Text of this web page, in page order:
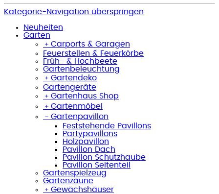
Kategorie-Navigation überspringen
Neuheiten
Garten
﹢ Carports & Garagen
Feuerstellen & Feuerkörbe
Früh- & Hochbeete
Gartenbeleuchtung
﹢ Gartendeko
Gartengeräte
﹢ Gartenhaus Shop
﹢ Gartenmöbel
﹣ Gartenpavillon
Feststehende Pavillons
Partypavillons
Holzpavillon
Pavillon Dach
Pavillon Schutzhaube
Pavillon Seitenteil
Gartenspielzeug
Gartenzäune
﹢ Gewächshäuser